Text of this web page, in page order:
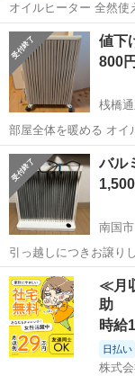
オイルヒーター 全然使
高知 高知市 桟
値下
800円
桟橋
部屋全体を暖める オイルヒ
マーが壊れてるので コンセント
燥させずに 部屋全体
になる人もいます とは
高知 高知市
バル
南国市
引っ越しにつきお譲り
週末にお願いしたいで
が弱かったため使って
外見のヒーターです...
高知 南国市 季
≪月
助
時給
日払い
株式